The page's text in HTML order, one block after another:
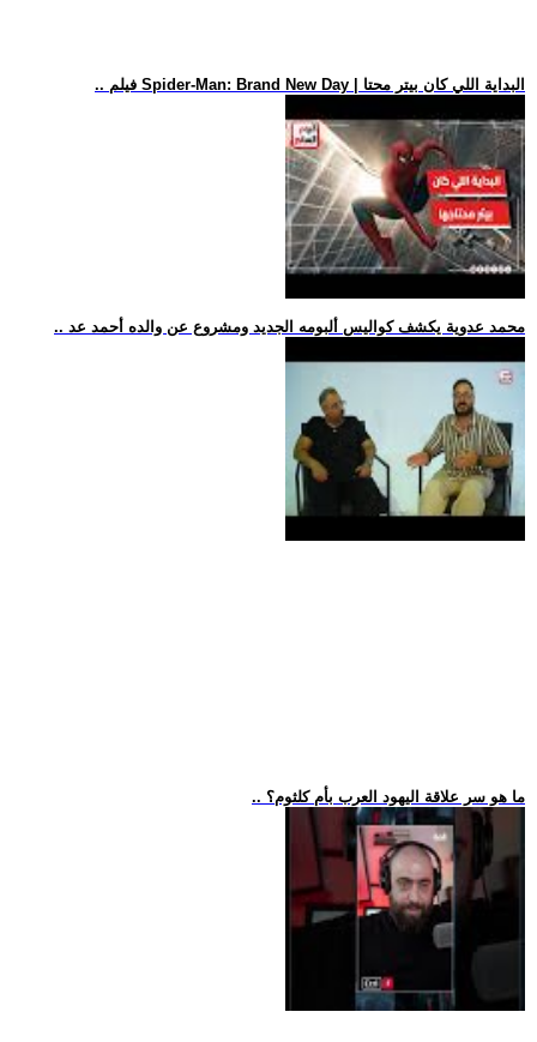
.. فيلم Spider-Man: Brand New Day | البداية اللي كان بيتر محتا
.. محمد عدوية يكشف كواليس ألبومه الجديد ومشروع عن والده أحمد عد
.. ما هو سر علاقة اليهود العرب بأم كلثوم؟